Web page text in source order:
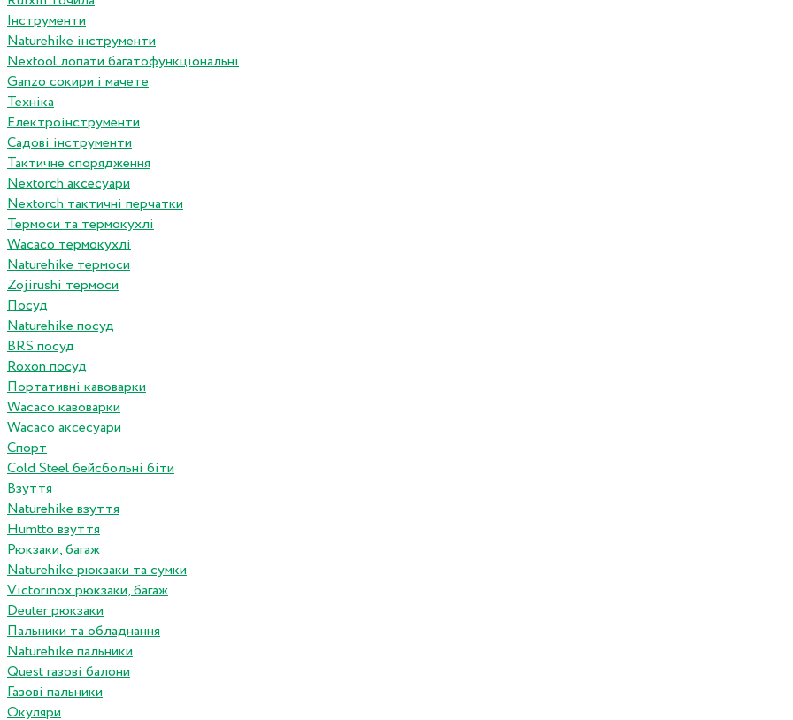
Інструменти
Naturehike інструменти
Nextool лопати багатофункціональні
Ganzo сокири і мачете
Техніка
Електроінструменти
Садові інструменти
Тактичне спорядження
Nextorch аксесуари
Nextorch тактичні перчатки
Термоси та термокухлі
Wacaco термокухлі
Naturehike термоси
Zojirushi термоси
Посуд
Naturehike посуд
BRS посуд
Roxon посуд
Портативні кавоварки
Wacaco кавоварки
Wacaco аксесуари
Спорт
Cold Steel бейсбольні біти
Взуття
Naturehike взуття
Humtto взуття
Рюкзаки, багаж
Naturehike рюкзаки та сумки
Victorinox рюкзаки, багаж
Deuter рюкзаки
Пальники та обладнання
Naturehike пальники
Quest газові балони
Газові пальники
Окуляри